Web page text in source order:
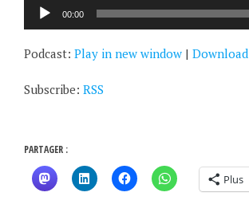
Lecteur
audio
00:00
Podcast: Play in new window| Download
Subscribe: RSS
PARTAGER :
Plus